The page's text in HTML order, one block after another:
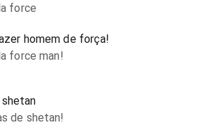
force
homem de força!
force man!
de shetan!